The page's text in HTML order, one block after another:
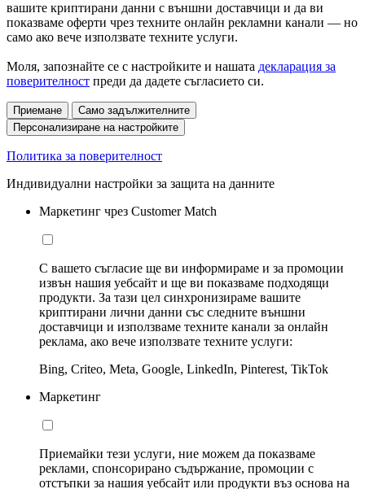
вашите криптирани данни с външни доставчици и да ви
показваме оферти чрез техните онлайн рекламни канали — но
само ако вече използвате техните услуги.
Моля, запознайте се с настройките и нашата декларация за
поверителност преди да дадете съгласието си.
Приемане
Само задължителните
Персонализиране на настройките
Политика за поверителност
Индивидуални настройки за защита на данните
Маркетинг чрез Customer Match
С вашето съгласие ще ви информираме и за промоции
извън нашия уебсайт и ще ви показваме подходящи
продукти. За тази цел синхронизираме вашите
криптирани лични данни със следните външни
доставчици и използваме техните канали за онлайн
реклама, ако вече използвате техните услуги:
Bing, Criteo, Meta, Google, LinkedIn, Pinterest, TikTok
Маркетинг
Приемайки тези услуги, ние можем да показваме
реклами, спонсорирано съдържание, промоции с
отстъпки за нашия уебсайт или продукти въз основа на